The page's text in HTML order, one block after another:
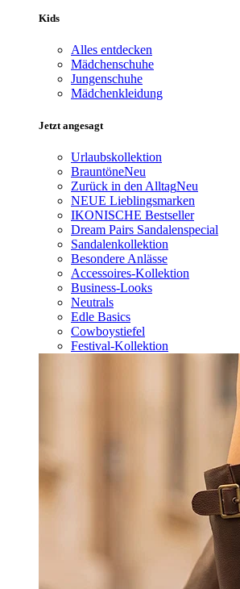
Kids
Alles entdecken
Mädchenschuhe
Jungenschuhe
Mädchenkleidung
Jetzt angesagt
Urlaubskollektion
BrauntöneNeu
Zurück in den AlltagNeu
NEUE Lieblingsmarken
IKONISCHE Bestseller
Dream Pairs Sandalenspecial
Sandalenkollektion
Besondere Anlässe
Accessoires-Kollektion
Business-Looks
Neutrals
Edle Basics
Cowboystiefel
Festival-Kollektion